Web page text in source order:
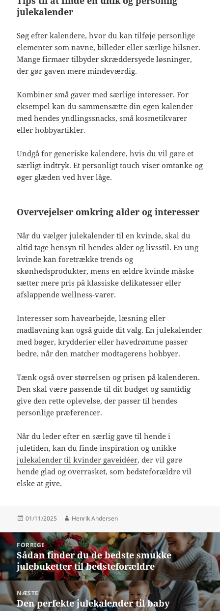
julekalender
Søg efter kalendere, hvor du kan tilføje personlige
elementer som navne, billeder eller særlige hilsner.
Mange firmaer tilbyder skræddersyede løsninger,
der gør gaven mere mindeværdig.
Kombiner små gaver med særlige interesser. For
eksempel kan du sammensætte din egen kalender
med hendes yndlingssnacks, små kosmetikvarer
eller hobbyartikler.
Undgå for generiske kalendere, hvis du vil gøre et
særligt indtryk. Et personligt touch viser omtanke og
øger glæden ved hver låge.
Overvejelser omkring alder og interesser
Når du vælger julekalender til en kvinde, skal du
altid tage hensyn til hendes alder og livsstil. En ung
kvinde kan foretrække trends og
skønhedsprodukter, mens en ældre kvinde måske
sætter mere pris på klassiske delikatesser eller
afslappende wellness-varer.
Interesser som havearbejde, læsning eller
madlavning kan også guide dit valg. En julekalender
med bøger, krydderier eller havedrømme passer
bedre, når den matcher modtagerens hobbyer.
Tænk også over størrelsen og prisen på kalenderen.
Den skal være passende til dit budget og samtidig
give den rette oplevelse, der passer til hendes
personlige præferencer.
Når du leder efter en særlig gave til hende i
juletiden, kan du finde inspiration og unikke
julekalender til kvinder gaveidéer, der vil gøre
hende glad og overrasket, som bedsteforældre vil
elske at give.
Udgivet
01/11/2025 Forfatter
Henrik Andersen
Indlægsnavigation
FORRIGE
Forrige
indlæg:
Sådan finder du de bedste smukke
julebuketter til bedsteforældre
NÆSTE
Næste
Den perfekte julekalender til baby